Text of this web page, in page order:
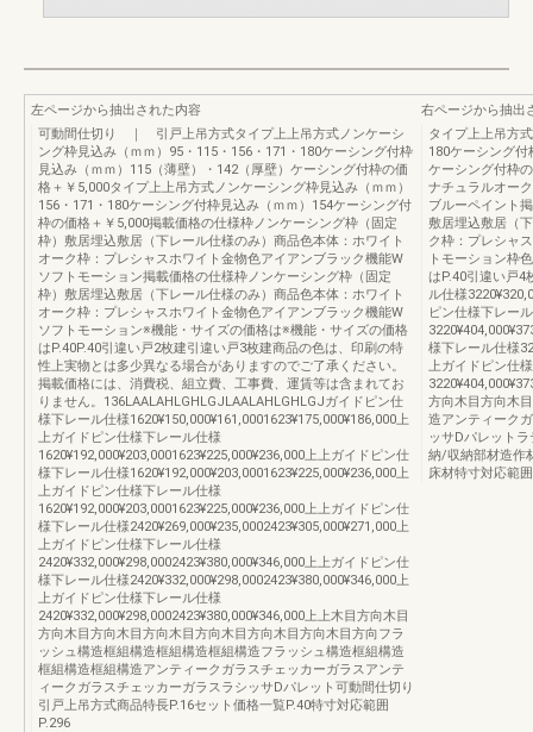
左ページから抽出された内容
可動間仕切り ｜ 引戸上吊方式タイプ上上吊方式ノンケーシ
ング枠見込み（ｍｍ）95・115・156・171・180ケーシング付枠
見込み（ｍｍ）115（薄壁）・142（厚壁）ケーシング付枠の価
格＋￥5,000タイプ上上吊方式ノンケーシング枠見込み（ｍｍ）
156・171・180ケーシング付枠見込み（ｍｍ）154ケーシング付
枠の価格＋￥5,000掲載価格の仕様枠ノンケーシング枠（固定
枠）敷居埋込敷居（下レール仕様のみ）商品色本体：ホワイト
オーク枠：プレシャスホワイト金物色アイアンブラック機能W
ソフトモーション掲載価格の仕様枠ノンケーシング枠（固定
枠）敷居埋込敷居（下レール仕様のみ）商品色本体：ホワイト
オーク枠：プレシャスホワイト金物色アイアンブラック機能W
ソフトモーション※機能・サイズの価格は※機能・サイズの価格
はP.40P.40引違い戸2枚建引違い戸3枚建商品の色は、印刷の特
性上実物とは多少異なる場合がありますのでご了承ください。
掲載価格には、消費税、組立費、工事費、運賃等は含まれてお
りません。136LAALAHLGHLGJLAALAHLGHLGJガイドピン仕
様下レール仕様1620¥150,000¥161,0001623¥175,000¥186,000上
上ガイドピン仕様下レール仕様
1620¥192,000¥203,0001623¥225,000¥236,000上上ガイドピン仕
様下レール仕様1620¥192,000¥203,0001623¥225,000¥236,000上
上ガイドピン仕様下レール仕様
1620¥192,000¥203,0001623¥225,000¥236,000上上ガイドピン仕
様下レール仕様2420¥269,000¥235,0002423¥305,000¥271,000上
上ガイドピン仕様下レール仕様
2420¥332,000¥298,0002423¥380,000¥346,000上上ガイドピン仕
様下レール仕様2420¥332,000¥298,0002423¥380,000¥346,000上
上ガイドピン仕様下レール仕様
2420¥332,000¥298,0002423¥380,000¥346,000上上木目方向木目
方向木目方向木目方向木目方向木目方向木目方向木目方向フラ
ッシュ構造框組構造框組構造框組構造フラッシュ構造框組構造
框組構造框組構造アンティークガラスチェッカーガラスアンテ
ィークガラスチェッカーガラスラシッサDパレット可動間仕切り
引戸上吊方式商品特長P.16セット価格一覧P.40特寸対応範囲
P.296
右ページから抽出
タイプ上上吊方
180ケーシング
ケーシング付枠
ナチュラルオー
ブルーペイント
敷居埋込敷居（
ク枠：プレシャ
トモーション枠
はP.40引違い戸4
ル仕様
ピン仕様下レー
様下レール仕様
上ガイドピン仕
方向木目方向木
造アンティーク
ッサDパレット
納/収納部材造作
床材特寸対応範囲